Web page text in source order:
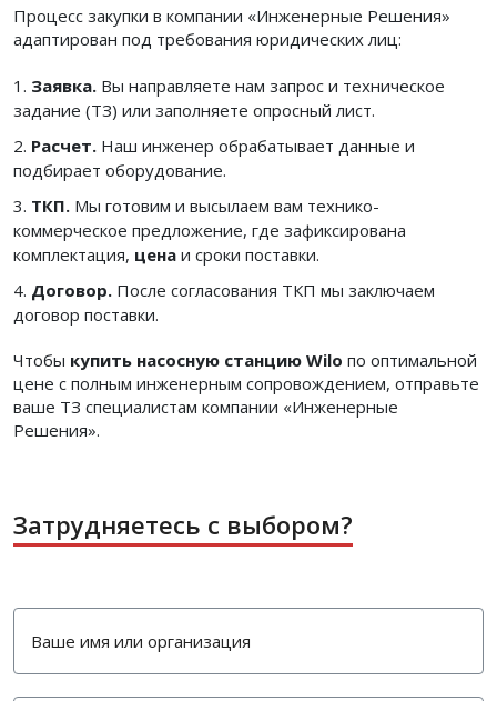
Процесс закупки в компании «Инженерные Решения»
адаптирован под требования юридических лиц:
Заявка. Вы направляете нам запрос и техническое
задание (ТЗ) или заполняете опросный лист.
Расчет. Наш инженер обрабатывает данные и
подбирает оборудование.
ТКП. Мы готовим и высылаем вам технико-
коммерческое предложение, где зафиксирована
комплектация, цена и сроки поставки.
Договор. После согласования ТКП мы заключаем
договор поставки.
Чтобы купить насосную станцию Wilo по оптимальной
цене с полным инженерным сопровождением, отправьте
ваше ТЗ специалистам компании «Инженерные
Решения».
Затрудняетесь с выбором?